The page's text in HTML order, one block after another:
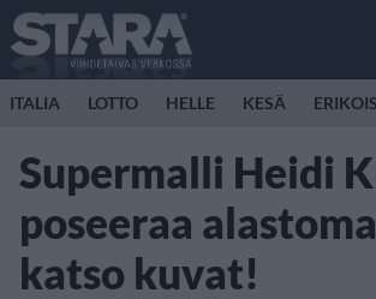
ITALIA LOTTO HELLE KESÄ
Supermalli Heidi
poseeraa
katso kuvat!